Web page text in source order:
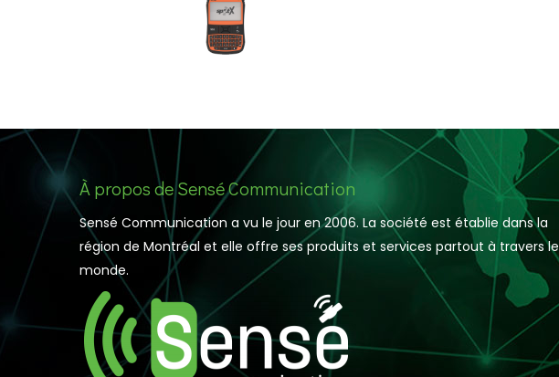
À propos de Sensé Communication
Sensé Communication a vu le jour en 2006. La société est établie dans la
région de Montréal et elle offre ses produits et services partout à travers le
monde.